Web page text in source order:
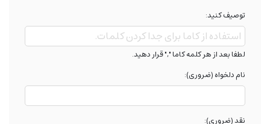
توصیف کنید:
لطفا بعد از هر کلمه کاما "," قرار دهید.
نام دلخواه (ضروری):
نقد (ضروری):